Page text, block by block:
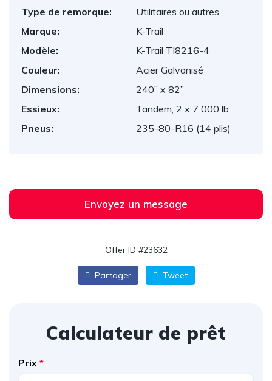
Type de remorque:
Utilitaires ou autres
Marque:
K-Trail
Modèle:
K-Trail TI8216-4
Couleur:
Acier Galvanisé
Dimensions:
240” x 82”
Essieux:
Tandem, 2 x 7 000 lb
Pneus:
235-80-R16 (14 plis)
Envoyez un message
Offer ID #23632
Partager Tweet
Calculateur de prêt
Prix *